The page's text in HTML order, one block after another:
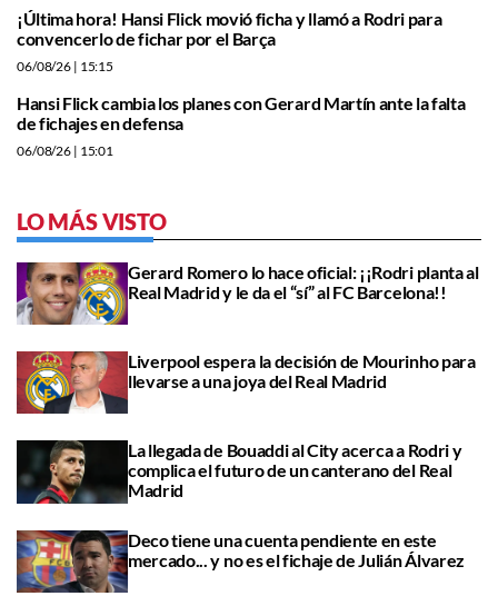
¡Última hora! Hansi Flick movió ficha y llamó a Rodri para
convencerlo de fichar por el Barça
06/08/26 | 15:15
Hansi Flick cambia los planes con Gerard Martín ante la falta
de fichajes en defensa
06/08/26 | 15:01
LO MÁS VISTO
Gerard Romero lo hace oficial: ¡¡Rodri planta al
Real Madrid y le da el “sí” al FC Barcelona!!
Liverpool espera la decisión de Mourinho para
llevarse a una joya del Real Madrid
La llegada de Bouaddi al City acerca a Rodri y
complica el futuro de un canterano del Real
Madrid
Deco tiene una cuenta pendiente en este
mercado... y no es el fichaje de Julián Álvarez